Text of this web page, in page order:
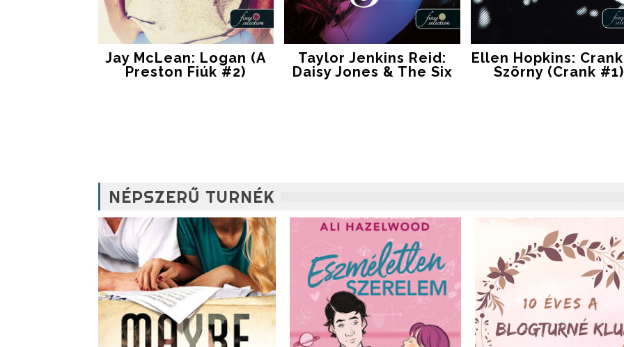
Jay McLean: Logan (A
Preston Fiúk #2)
Taylor Jenkins Reid:
Daisy Jones & The Six
Ellen Hopkins:
Szörny (Crank #1)
NÉPSZERŰ TURNÉK